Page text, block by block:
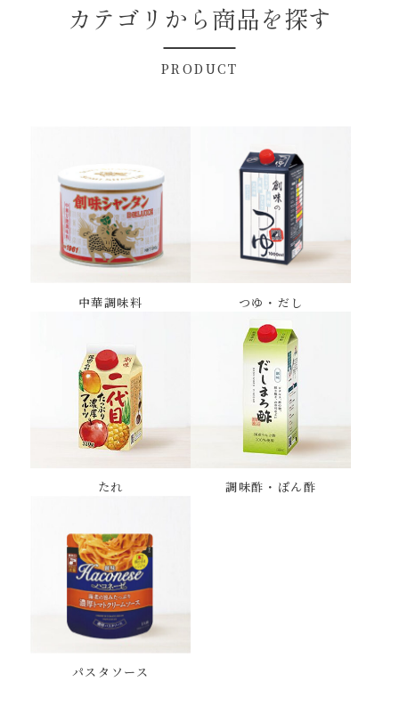
カテゴリから商品を探す
PRODUCT
中華調味料 つゆ・だし
たれ 調味酢・ぽん酢
パスタソース